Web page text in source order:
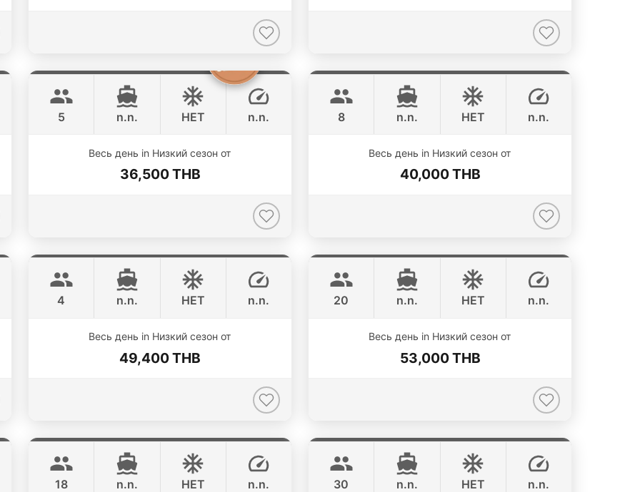
CROWNLINE 26FT
5 n.n. НЕТ n.n.
Весь день in Низкий сезон от
36,500 THB
SEA RAY 27FT
8 n.n. НЕТ n.n.
Весь день in Низкий сезон от
40,000 THB
LIMO 28FT
ONLINE AVAILABILITY
4 n.n. НЕТ n.n.
Весь день in Низкий сезон от
49,400 THB
CUSTOM BUILD 42FT
ONLINE AVAILABILITY
20 n.n. НЕТ n.n.
Весь день in Низкий сезон от
53,000 THB
SUNNAV 39FT
18 n.n. НЕТ n.n.
CUSTOM BUILD 47FT
30 n.n. НЕТ n.n.